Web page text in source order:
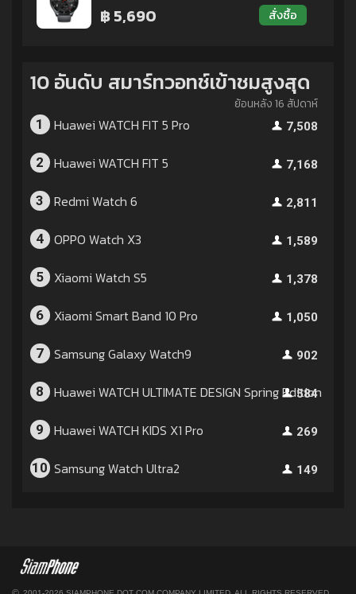
฿ 5,690 สั่งซื้อ
10 อันดับ สมาร์ทวอทช์เข้าชมสูงสุด
ย้อนหลัง 16 สัปดาห์
1 Huawei WATCH FIT 5 Pro 7,508
2 Huawei WATCH FIT 5 7,168
3 Redmi Watch 6 2,811
4 OPPO Watch X3 1,589
5 Xiaomi Watch S5 1,378
6 Xiaomi Smart Band 10 Pro 1,050
7 Samsung Galaxy Watch9 902
8 Huawei WATCH ULTIMATE DESIGN Spring Edition
584
9 Huawei WATCH KIDS X1 Pro 269
10 Samsung Watch Ultra2 149